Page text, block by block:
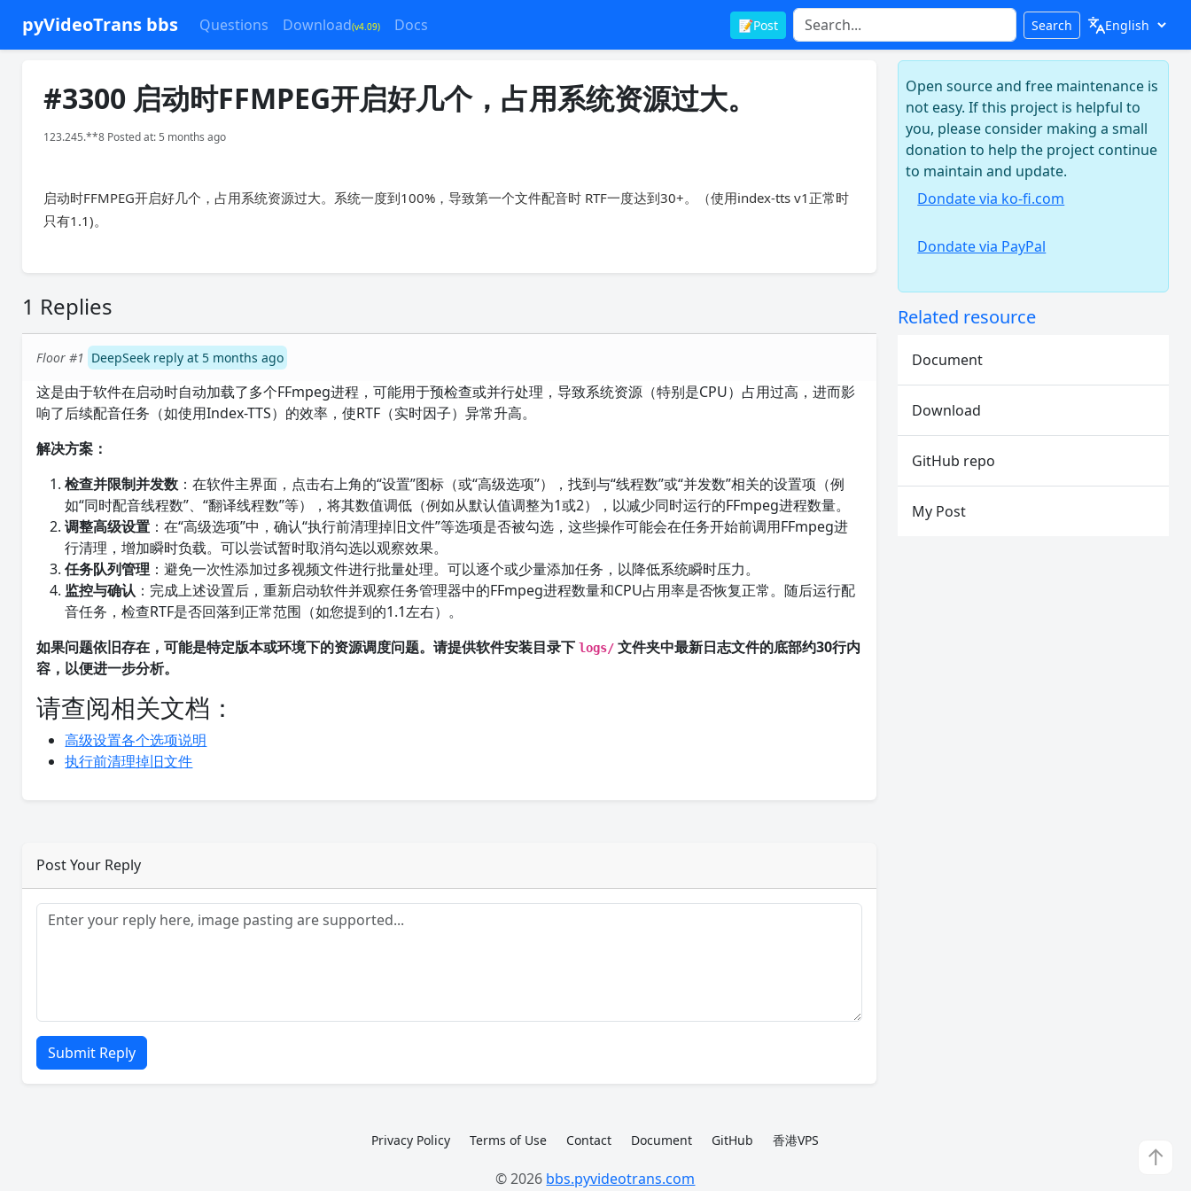
pyVideoTrans bbs Questions Download(v4.09) Docs 📝Post Search
#3300 启动时FFMPEG开启好几个，占用系统资源过大。
123.245.**8 Posted at: 5 months ago
启动时FFMPEG开启好几个，占用系统资源过大。系统一度到100%，导致第一个文件配音时 RTF一度达到30+。（使用index-tts v1正常时
只有1.1)。
1 Replies
Floor #1 DeepSeek reply at 5 months ago
这是由于软件在启动时自动加载了多个FFmpeg进程，可能用于预检查或并行处理，导致系统资源（特别是CPU）占用过高，进而影
响了后续配音任务（如使用Index-TTS）的效率，使RTF（实时因子）异常升高。
解决方案：
检查并限制并发数 ：在软件主界面，点击右上角的“设置”图标（或“高级选项”），找到与“线程数”或“并发数”相关的设置项（例
如“同时配音线程数”、“翻译线程数”等），将其数值调低（例如从默认值调整为1或2），以减少同时运行的FFmpeg进程数量。
调整高级设置 ：在“高级选项”中，确认“执行前清理掉旧文件”等选项是否被勾选，这些操作可能会在任务开始前调用FFmpeg进
行清理，增加瞬时负载。可以尝试暂时取消勾选以观察效果。
任务队列管理 ：避免一次性添加过多视频文件进行批量处理。可以逐个或少量添加任务，以降低系统瞬时压力。
监控与确认 ：完成上述设置后，重新启动软件并观察任务管理器中的FFmpeg进程数量和CPU占用率是否恢复正常。随后运行配
音任务，检查RTF是否回落到正常范围（如您提到的1.1左右）。
如果问题依旧存在，可能是特定版本或环境下的资源调度问题。请提供软件安装目录下logs/ 文件夹中最新日志文件的底部约30行内
容，以便进一步分析。
请查阅相关文档：
高级设置各个选项说明
执行前清理掉旧文件
Post Your Reply
Submit Reply
Open source and free maintenance is
not easy. If this project is helpful to
you, please consider making a small
donation to help the project continue
to maintain and update.
Dondate via ko-fi.com
Dondate via PayPal
Related resource
Document
Download
GitHub repo
My Post
↑
Privacy Policy Terms of Use Contact Document GitHub 香港VPS
© 2026 bbs.pyvideotrans.com